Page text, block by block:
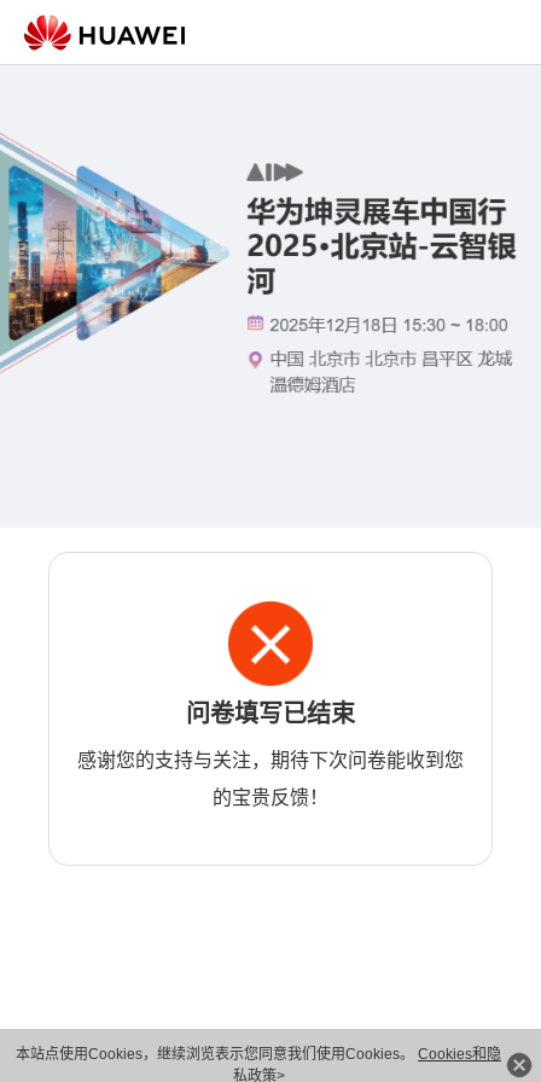
本站点使用Cookies，继续浏览表示您同意我们使用Cookies。 Cookies和隐
私政策>
问卷填写已结束
感谢您的支持与关注，期待下次问卷能收到您
的宝贵反馈！
版权所有 © 华为技术有限公司 1998-2026。 保留一切权利。粤A2-20044005号